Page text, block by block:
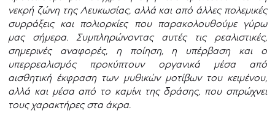
νεκρή ζώνη της Λευκωσίας, αλλά και από άλλες πολεμικές
συρράξεις και πολιορκίες που παρακολουθούμε γύρω
μας σήμερα. Συμπληρώνοντας αυτές τις ρεαλιστικές,
σημερινές αναφορές, η ποίηση, η υπέρβαση και ο
υπερρεαλισμός προκύπτουν οργανικά μέσα από
αισθητική έκφραση των μυθικών μοτίβων του κειμένου,
αλλά και μέσα από το καμίνι της δράσης, που σπρώχνει
τους χαρακτήρες στα άκρα.